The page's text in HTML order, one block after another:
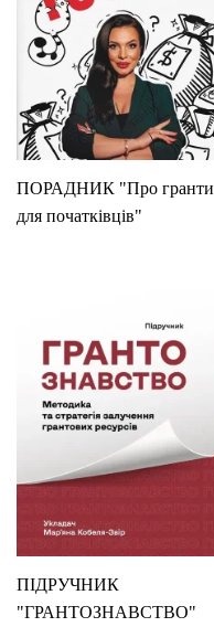
ПОРАДНИК "Про гранти
для початківців"
ПІДРУЧНИК
"ГРАНТОЗНАВСТВО"